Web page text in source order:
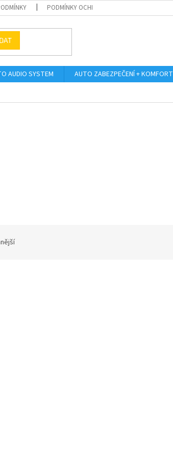
PODMÍNKY OCHRANY OSOBNÍCH ÚDAJŮ
AUDIO SYSTEM AUTO ZABEZPEČENÍ + KOMFORT